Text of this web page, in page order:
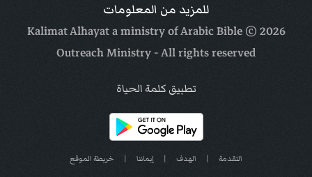
للمزيد من المعلومات
2026
© Kalimat Alhayat a ministry of
Arabic Bible
Outreach Ministry- All rights reserved
تطبيق كلمة الحياة
التقدمة | الهدف | إيماننا | خريطة الموقع